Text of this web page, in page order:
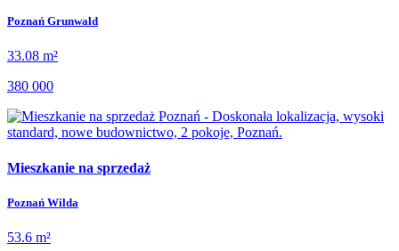
Poznań Grunwald
33.08 m²
380 000
Mieszkanie na sprzedaż
Poznań Wilda
53.6 m²